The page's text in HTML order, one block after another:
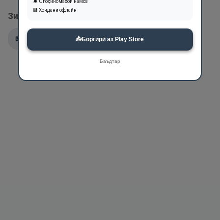
Зикри ин ном дар оятҳои Қуръон:
📖
💾 Хондани офлайн
📥Боргирӣ аз Play Store
Баъдтар